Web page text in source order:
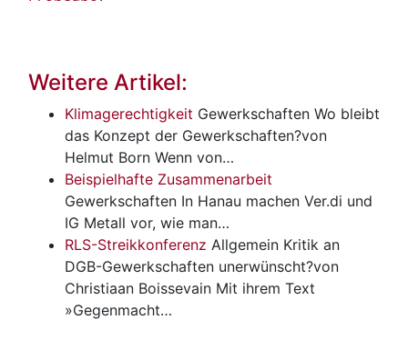
Weitere Artikel:
Klimagerechtigkeit Gewerkschaften Wo bleibt
das Konzept der Gewerkschaften?von
Helmut Born Wenn von…
Beispielhafte Zusammenarbeit
Gewerkschaften In Hanau machen Ver.di und
IG Metall vor, wie man…
RLS-Streikkonferenz Allgemein Kritik an
DGB-Gewerkschaften unerwünscht?von
Christiaan Boissevain Mit ihrem Text
»Gegenmacht…